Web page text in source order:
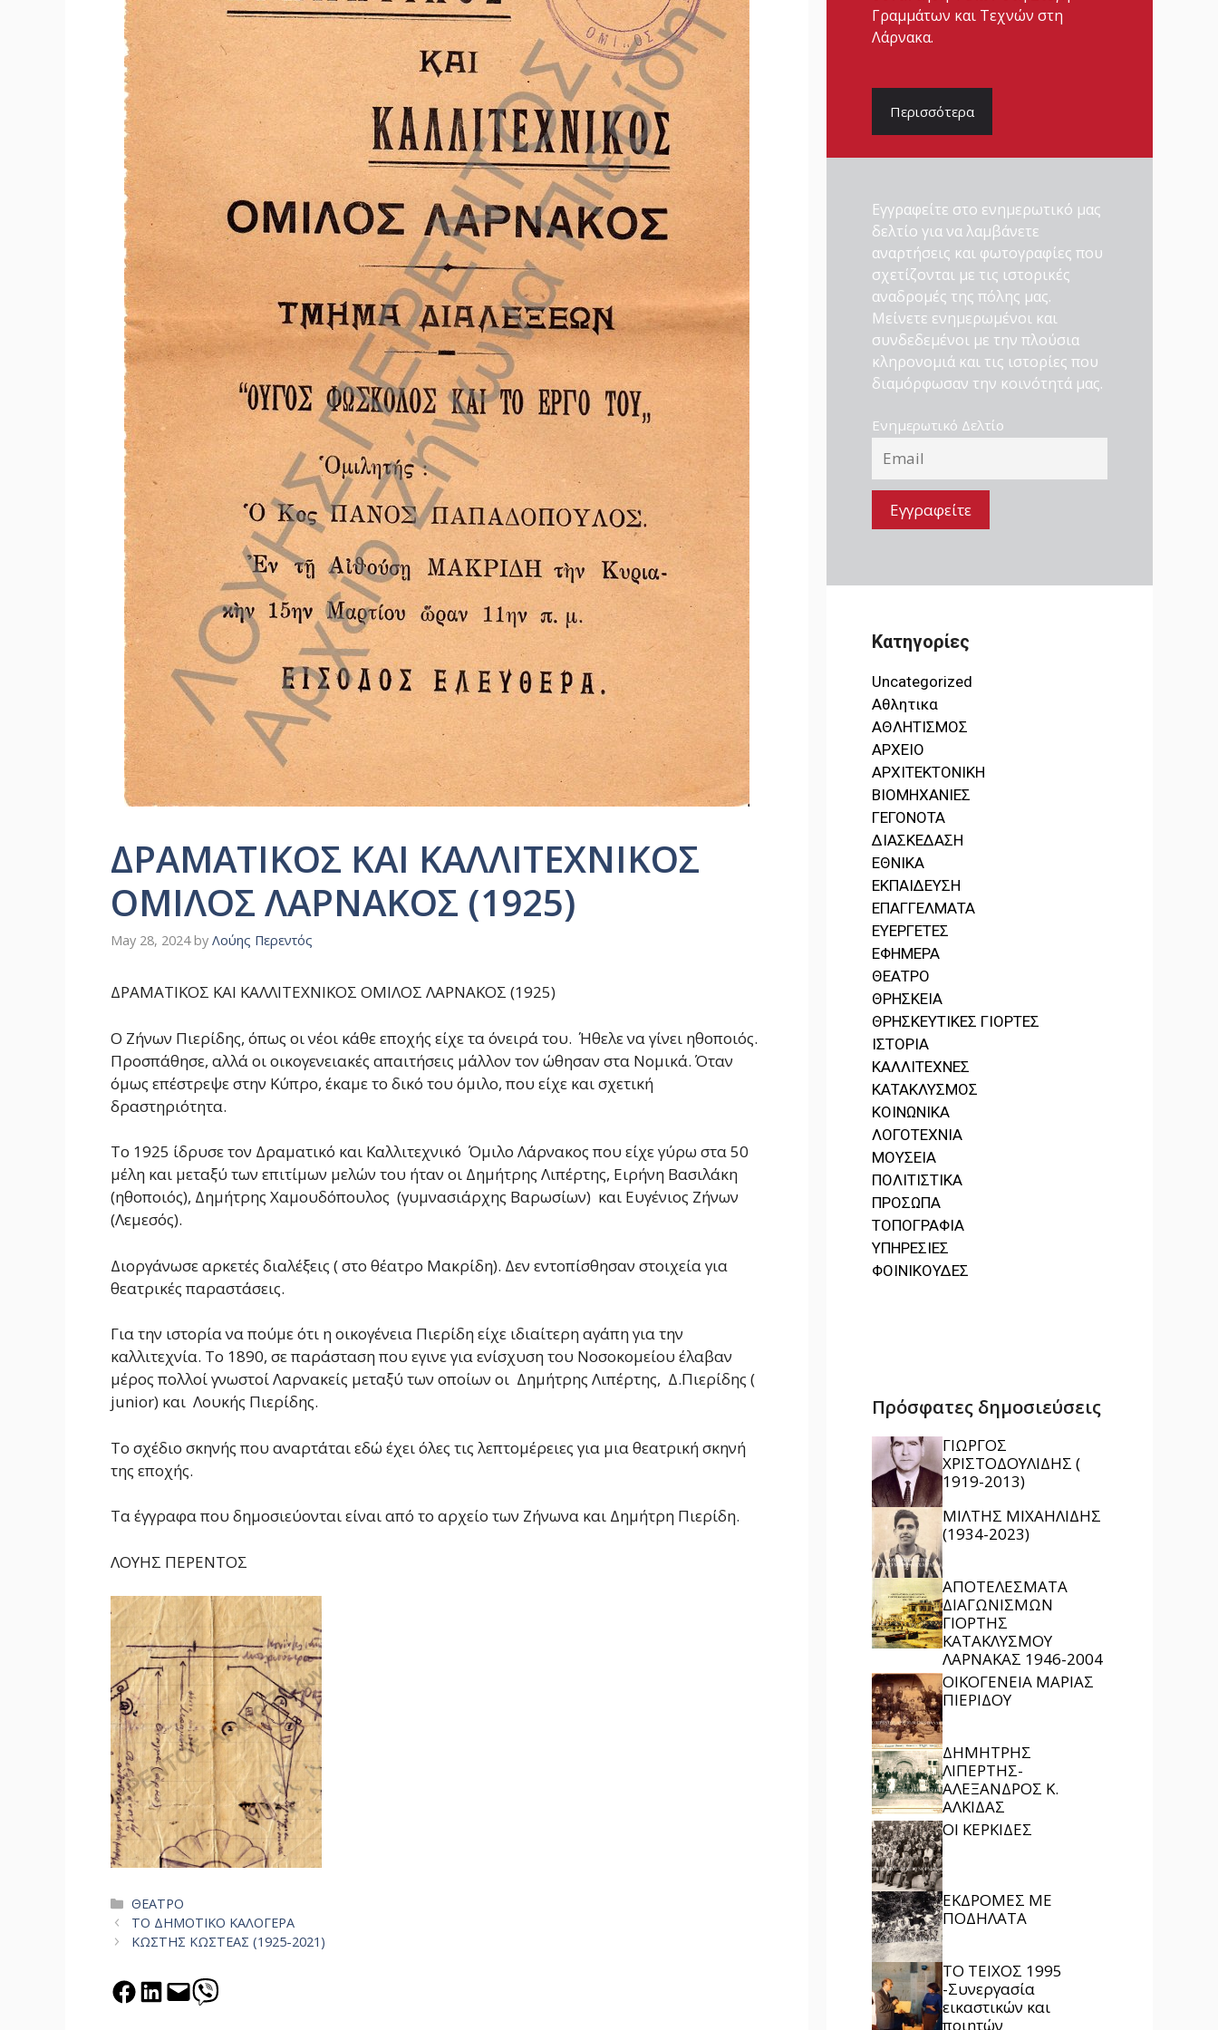
ΔΡΑΜΑΤΙΚΟΣ ΚΑΙ ΚΑΛΛΙΤΕΧΝΙΚΟΣ
ΟΜΙΛΟΣ ΛΑΡΝΑΚΟΣ (1925)
May 28, 2024 by Λούης Περεντός
ΔΡΑΜΑΤΙΚΟΣ ΚΑΙ ΚΑΛΛΙΤΕΧΝΙΚΟΣ ΟΜΙΛΟΣ ΛΑΡΝΑΚΟΣ (1925)
Ο Ζήνων Πιερίδης, όπως οι νέοι κάθε εποχής είχε τα όνειρά του. Ήθελε να γίνει ηθοποιός.
Προσπάθησε, αλλά οι οικογενειακές απαιτήσεις μάλλον τον ώθησαν στα Νομικά. Όταν
όμως επέστρεψε στην Κύπρο, έκαμε το δικό του όμιλο, που είχε και σχετική
δραστηριότητα.
Το 1925 ίδρυσε τον Δραματικό και Καλλιτεχνικό Όμιλο Λάρνακος που είχε γύρω στα 50
μέλη και μεταξύ των επιτίμων μελών του ήταν οι Δημήτρης Λιπέρτης, Ειρήνη Βασιλάκη
(ηθοποιός), Δημήτρης Χαμουδόπουλος (γυμνασιάρχης Βαρωσίων) και Ευγένιος Ζήνων
(Λεμεσός).
Διοργάνωσε αρκετές διαλέξεις ( στο θέατρο Μακρίδη). Δεν εντοπίσθησαν στοιχεία για
θεατρικές παραστάσεις.
Για την ιστορία να πούμε ότι η οικογένεια Πιερίδη είχε ιδιαίτερη αγάπη για την
καλλιτεχνία. Το 1890, σε παράσταση που εγινε για ενίσχυση του Νοσοκομείου έλαβαν
μέρος πολλοί γνωστοί Λαρνακείς μεταξύ των οποίων οι Δημήτρης Λιπέρτης, Δ.Πιερίδης (
junior) και Λουκής Πιερίδης.
Το σχέδιο σκηνής που αναρτάται εδώ έχει όλες τις λεπτομέρειες για μια θεατρική σκηνή
της εποχής.
Τα έγγραφα που δημοσιεύονται είναι από το αρχείο των Ζήνωνα και Δημήτρη Πιερίδη.
ΛΟΥΗΣ ΠΕΡΕΝΤΟΣ
Categories
ΘΕΑΤΡΟ
ΤΟ ΔΗΜΟΤΙΚΟ ΚΑΛΟΓΕΡΑ
ΚΩΣΤΗΣ ΚΩΣΤΕΑΣ (1925-2021)
Share on Facebook
Share on LinkedIn
Email this Page
Share on Viber
Γραμμάτων και Τεχνών στη
Λάρνακα.
Περισσότερα
Εγγραφείτε στο ενημερωτικό μας
δελτίο για να λαμβάνετε
αναρτήσεις και φωτογραφίες που
σχετίζονται με τις ιστορικές
αναδρομές της πόλης μας.
Μείνετε ενημερωμένοι και
συνδεδεμένοι με την πλούσια
κληρονομιά και τις ιστορίες που
διαμόρφωσαν την κοινότητά μας.
Ενημερωτικό Δελτίο
Κατηγορίες
Uncategorized
Αθλητικα
ΑΘΛΗΤΙΣΜΟΣ
ΑΡΧΕΙΟ
ΑΡΧΙΤΕΚΤΟΝΙΚΗ
ΒΙΟΜΗΧΑΝΙΕΣ
ΓΕΓΟΝΟΤΑ
ΔΙΑΣΚΕΔΑΣΗ
ΕΘΝΙΚΑ
ΕΚΠΑΙΔΕΥΣΗ
ΕΠΑΓΓΕΛΜΑΤΑ
ΕΥΕΡΓΕΤΕΣ
ΕΦΗΜΕΡΑ
ΘΕΑΤΡΟ
ΘΡΗΣΚΕΙΑ
ΘΡΗΣΚΕΥΤΙΚΕΣ ΓΙΟΡΤΕΣ
ΙΣΤΟΡΙΑ
ΚΑΛΛΙΤΕΧΝΕΣ
ΚΑΤΑΚΛΥΣΜΟΣ
ΚΟΙΝΩΝΙΚΑ
ΛΟΓΟΤΕΧΝΙΑ
ΜΟΥΣΕΙΑ
ΠΟΛΙΤΙΣΤΙΚΑ
ΠΡΟΣΩΠΑ
ΤΟΠΟΓΡΑΦΙΑ
ΥΠΗΡΕΣΙΕΣ
ΦΟΙΝΙΚΟΥΔΕΣ
Πρόσφατες δημοσιεύσεις
ΓΙΩΡΓΟΣ
ΧΡΙΣΤΟΔΟΥΛΙΔΗΣ (
1919-2013)
ΜΙΛΤΗΣ ΜΙΧΑΗΛΙΔΗΣ
(1934-2023)
ΑΠΟΤΕΛΕΣΜΑΤΑ
ΔΙΑΓΩΝΙΣΜΩΝ
ΓΙΟΡΤΗΣ
ΚΑΤΑΚΛΥΣΜΟΥ
ΛΑΡΝΑΚΑΣ 1946-2004
ΟΙΚΟΓΕΝΕΙΑ ΜΑΡΙΑΣ
ΠΙΕΡΙΔΟΥ
ΔΗΜΗΤΡΗΣ
ΛΙΠΕΡΤΗΣ-
ΑΛΕΞΑΝΔΡΟΣ Κ.
ΑΛΚΙΔΑΣ
ΟΙ ΚΕΡΚΙΔΕΣ
ΕΚΔΡΟΜΕΣ ΜΕ
ΠΟΔΗΛΑΤΑ
ΤΟ ΤΕΙΧΟΣ 1995
-Συνεργασία
εικαστικών και
ποιητών